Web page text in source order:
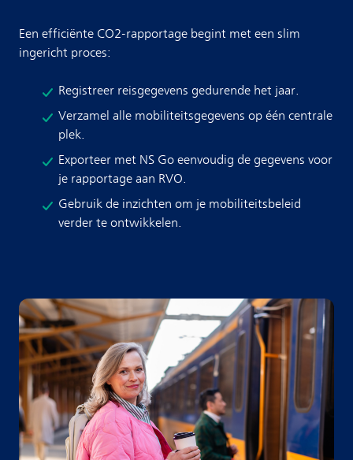
Een efficiënte CO2-rapportage begint met een slim
ingericht proces:
Registreer reisgegevens gedurende het jaar.
Verzamel alle mobiliteitsgegevens op één centrale
plek.
Exporteer met NS Go eenvoudig de gegevens voor
je rapportage aan RVO.
Gebruik de inzichten om je mobiliteitsbeleid
verder te ontwikkelen.